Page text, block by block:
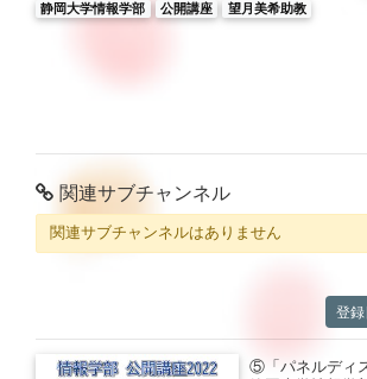
静岡大学情報学部 公開講座 望月美希助教
関連サブチャンネル
関連サブチャンネルはありません
登
⑤「パネルディ